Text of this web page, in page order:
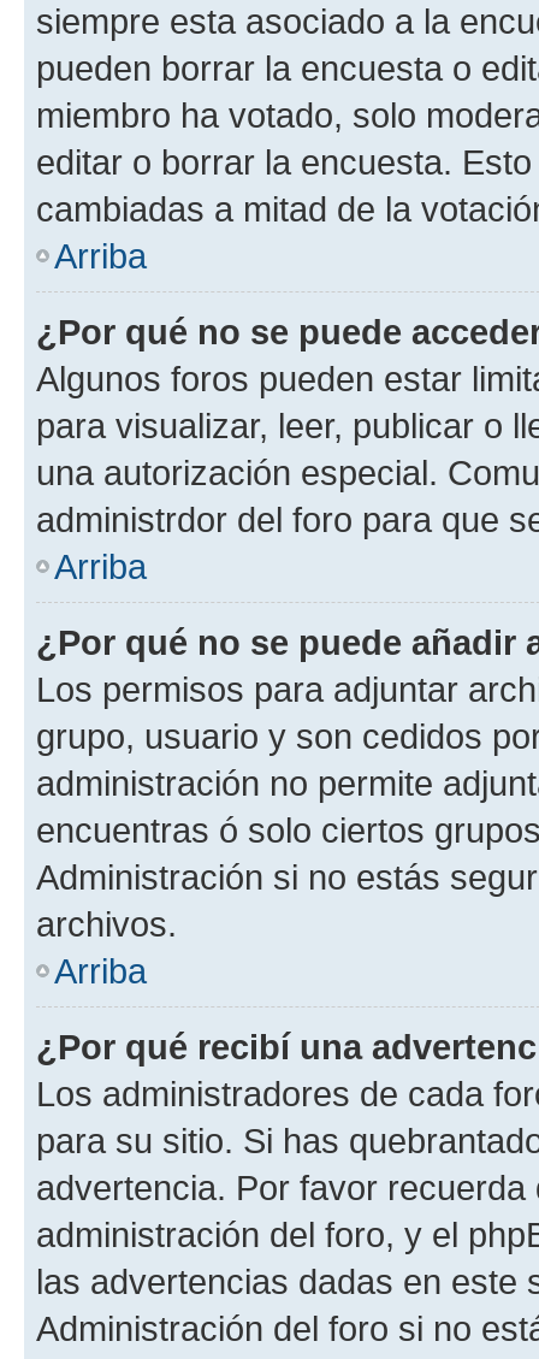
siempre esta asociado a la
pueden borrar la encuesta o
miembro ha votado, solo
editar o borrar la encuesta.
cambiadas a mitad de la
Arriba
¿Por qué no se puede
Algunos foros pueden estar
para visualizar, leer, publicar o
una autorización especial.
administrdor del foro para que
Arriba
¿Por qué no se puede añadir
Los permisos para adjuntar
grupo, usuario y son cedidos
administración no permite
encuentras ó solo ciertos
Administración si no estás
archivos.
Arriba
¿Por qué recibí una
Los administradores de cada
para su sitio. Si has
advertencia. Por favor
administración del foro, y el
las advertencias dadas en este
Administración del foro si no